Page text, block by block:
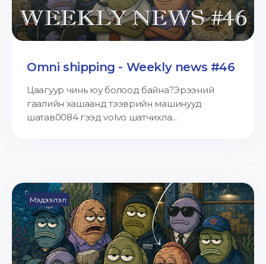
Omni shipping - Weekly news #46
Цаагуур чинь юу болоод байна?Эрээний
гаалийн хашаанд тээврийн машинууд
шатав0084 гээд volvo шатчихла...
Мэдээлэл